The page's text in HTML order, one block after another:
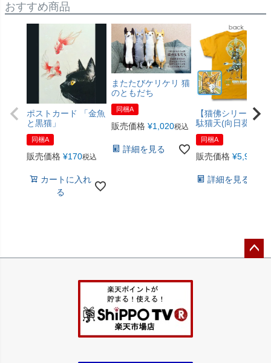
おすすめ商品
ポストカード 「金魚
と黒猫」
同梱A
販売価格 ¥170税込
カートに入れ
る
またたびケリケリ 猫
のともだち
同梱A
販売価格 ¥1,020税込
詳細を見る
【猫佛シリーズ】
駄猫天(向日葵色)
同梱A
販売価格 ¥5,940
詳細を見る